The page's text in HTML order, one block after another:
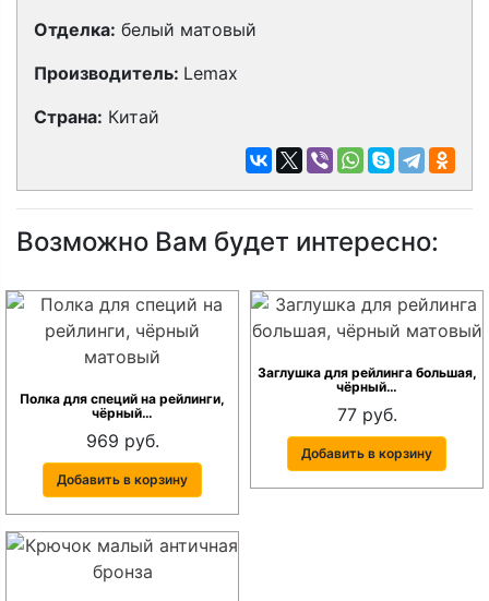
Отделка: белый матовый
Производитель: Lemax
Страна: Китай
Возможно Вам будет интересно:
Полка для специй на рейлинги,
чёрный…
969 руб.
Добавить в корзину
Заглушка для рейлинга большая,
чёрный…
77 руб.
Добавить в корзину